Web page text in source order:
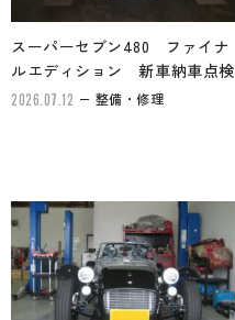
スーパーセブン480 ファイナ
ルエディション 新車納車点検
2026.07.12 整備・修理